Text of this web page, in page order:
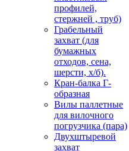
профилей,
стержней , труб)
Грабельный
захват (для
бумажных
отходов, сена,
шерсти, х/б).
Кран-балка Г-
образная
Вилы паллетные
для вилочного
погрузчика (пара)
Двухштыревой
захват